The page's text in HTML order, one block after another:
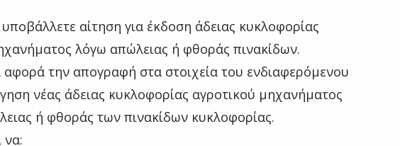
αίτηση για έκδοση άδειας κυκλοφορίας
λόγω απώλειας ή φθοράς πινακίδων.
αφορά την απογραφή στα στοιχεία του ενδιαφερόμενου
νέας άδειας κυκλοφορίας αγροτικού μηχανήματος
ή φθοράς των πινακίδων κυκλοφορίας.
να: